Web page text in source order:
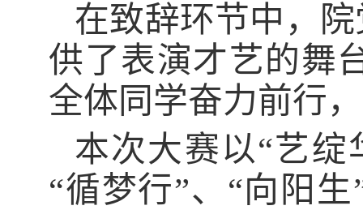
在致辞环节中，
供了表演才艺的舞
全体同学奋力前行
本次大赛以“艺绽
“循梦行”、“向阳